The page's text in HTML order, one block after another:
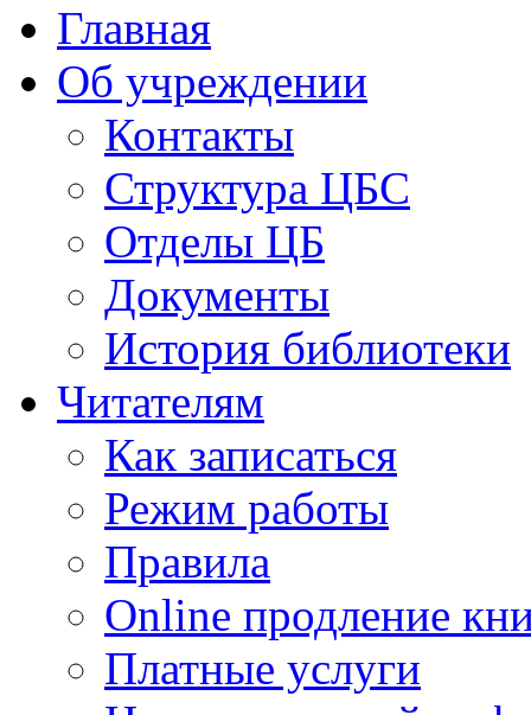
Главная
Об учреждении
Контакты
Структура ЦБС
Отделы ЦБ
Документы
История библиотеки
Читателям
Как записаться
Режим работы
Правила
Online продление
Платные услуги